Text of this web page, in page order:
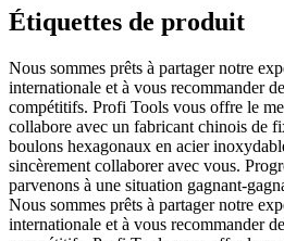
Étiquettes de produit
Nous sommes prêts à partager notre
internationale et à vous recommander
compétitifs. Profi Tools vous offre le
collabore avec un fabricant chinois de
boulons hexagonaux en acier
sincèrement collaborer avec vous.
parvenons à une situation gagnant-
Nous sommes prêts à partager notre
internationale et à vous recommander